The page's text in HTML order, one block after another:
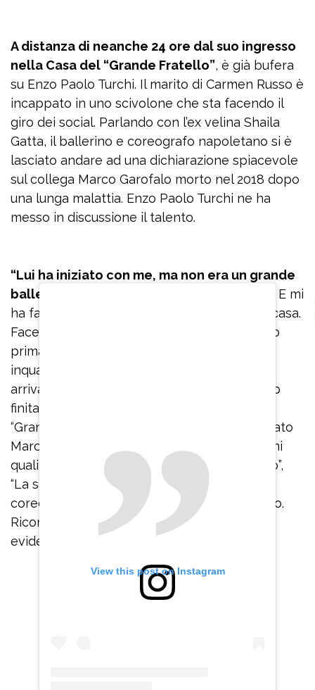
A distanza di neanche 24 ore dal suo ingresso
nella Casa del “Grande Fratello”, è già bufera
su Enzo Paolo Turchi. Il marito di Carmen Russo è
incappato in uno scivolone che sta facendo il
giro dei social. Parlando con l’ex velina Shaila
Gatta, il ballerino e coreografo napoletano si è
lasciato andare ad una dichiarazione spiacevole
sul collega Marco Garofalo morto nel 2018 dopo
una lunga malattia. Enzo Paolo Turchi ne ha
messo in discussione il talento.
“Lui ha iniziato con me, ma non era un grande
ballerino perché aveva dei problemi fisici.
E mi
ha fatto da assistente, mi dava una mano a casa.
Faceva le pulizie e queste cose qui”, ha detto
prima che la regia cambiasse bruscamente
inquadratura per evitare che le sue parole
arrivassero al pubblico. A commentare la clip
finita su una pagina Instagram dedicata al
“Grande Fratello” e a “L’Isola dei Famosi” è stato
Marco Salvati, autore televisivo di programmi
quali “Ciao Darwin”, “La Talpa”, “Avanti un altro”,
“La sai l’ultima?”. “Marco è stato un grande
coreografo, cosa che Enzo Paolo non è stato.
Ricordarlo così mi sembra irrispettoso”, ha
evidenziato Marco Salvati.
View this post on Instagram